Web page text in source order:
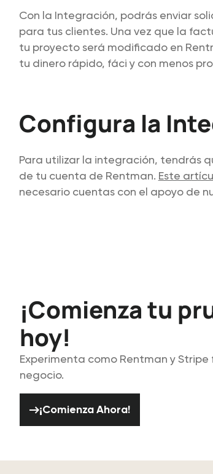
Con la Integración, podrás enviar
para tus clientes. Una vez que la
tu proyecto será modificado en
tu dinero rápido, fáci y con menos
Configura la
Para utilizar la integración, tendrás
de tu cuenta de Rentman. Este
necesario cuentas con el apoyo de
¡Comienza tu
hoy!
Experimenta como Rentman y
negocio.
¡Comienza Ahora!